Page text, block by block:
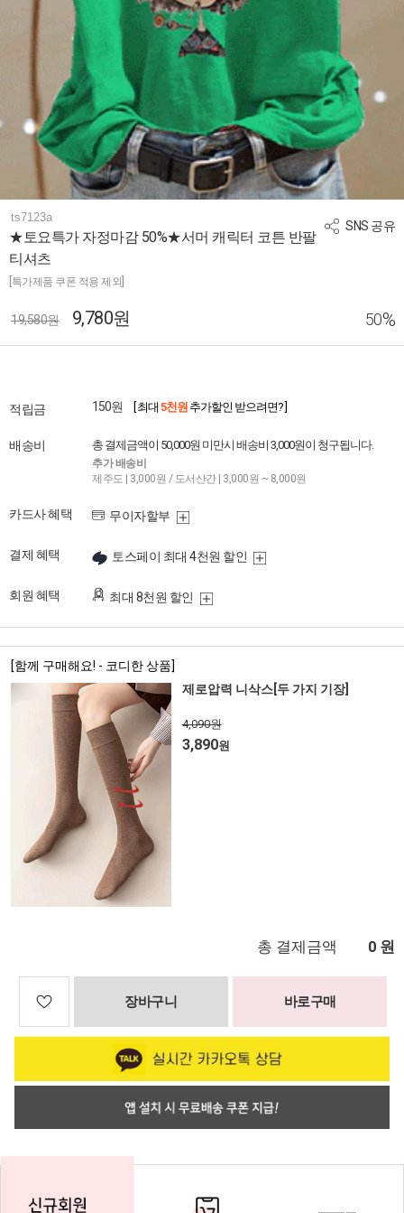
SNS 공유
ts7123a
★토요특가 자정마감 50%★서머 캐릭터 코튼 반팔
티셔츠
[특가제품 쿠폰 적용 제외]
19,580원 9,780원 50%
적립금 150원 [ 최대 5천원 추가할인 받으려면? ]
배송비 총 결제금액이 50,000원 미만시 배송비 3,000원이 청구됩니다.
추가 배송비
제주도 | 3,000원 / 도서산간 | 3,000원 ~ 8,000원
카드사 혜택 무이자할부
결제 혜택 토스페이 최대 4천원 할인
회원 혜택 최대 8천원 할인
[함께 구매해요! - 코디한 상품]
제로압력 니삭스[두 가지 기장]
4,090원
3,890원
총 결제금액 0 원
장바구니 바로구매